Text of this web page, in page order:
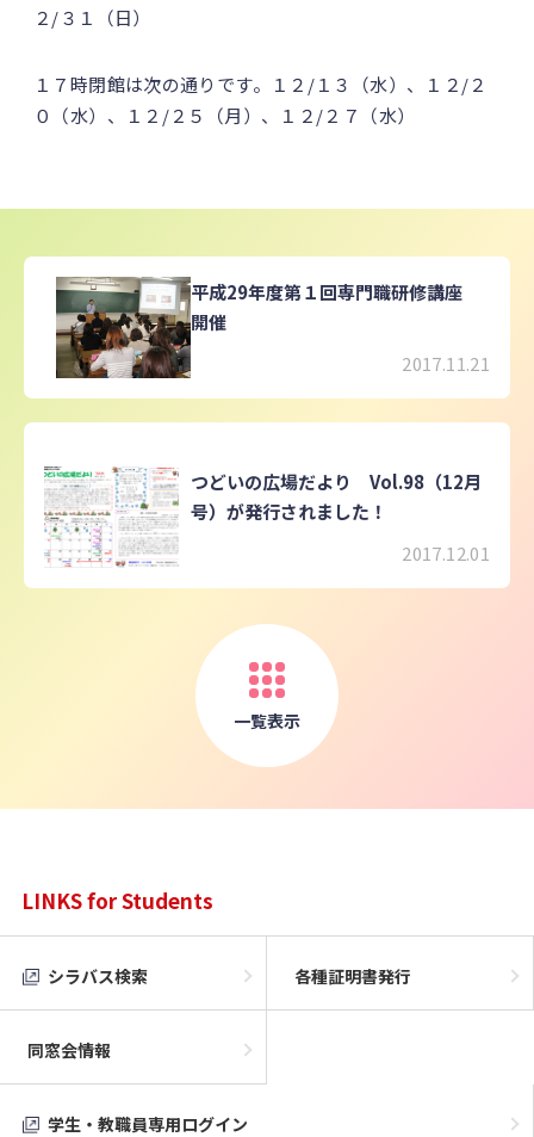
２/３１（日）
１７時閉館は次の通りです。１２/１３（水）、１２/２
０（水）、１２/２５（月）、１２/２７（水）
平成29年度第１回専門職研修講座
開催
2017.11.21
つどいの広場だより Vol.98（12月
号）が発行されました！
2017.12.01
一覧表示
LINKS for Students
シラバス検索 各種証明書発行
同窓会情報
学生・教職員専用ログイン